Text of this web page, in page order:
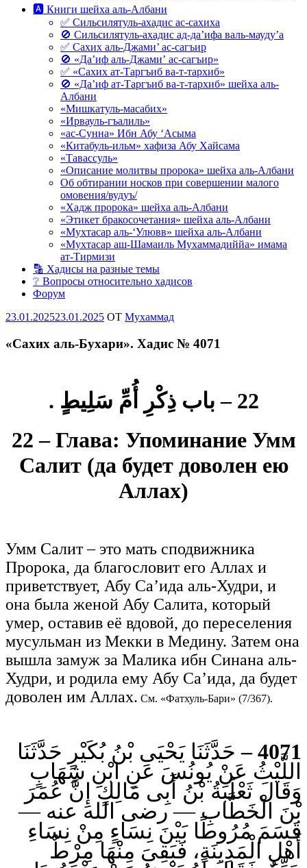
🅰 Книги шейха аль-Албани
✅ Сильсилятуль-ахадис ас-сахиха
🚫 Сильсилятуль-ахадис ад-да’ифа валь-мауду’а
✅ Сахих аль-Джами’ ас-сагъир
🚫 «Да’иф аль-Джами’ ас-сагъир»
✅ «Сахих ат-Таргъиб ва-т-тархиб»
🚫 «Да’иф ат-Таргъиб ва-т-тархиб» шейха аль-
Албани
«Мишкатуль-масабих»
«Ирвауль-гъалиль»
«ас-Сунна» Ибн Абу ‘Асыма
«Китабуль-ильм» хафиза Абу Хайсама
«Тавассуль»
«Описание молитвы пророка» шейха аль-Албани
Об обтирании носков при совершении малого
омовения/вудуъ/
«Хадж пророка» шейха аль-Албани
«Этикет бракосочетания» шейха аль-Албани
«Мухтасар аль-‘Улювв» шейха аль-Албани
«Мухтасар аш-Шамаиль Мухаммадиййа» имама
ат-Тирмизи
🔡 Хадисы на разные темы
❔ Вопросы относительно хадисов
Форум
Опубликовано
23.01.202523.01.2025 OT Мухаммад
«Сахих аль-Бухари». Хадис № 4071
22 – باب ذِكْرِ أُمِّ سَلِيطٍ .
22 – Глава: Упоминание Умм
Салит (да будет доволен ею
Аллах)
Умм Салит – это мать сподвижника
Пророка, да благословит его Аллах и
приветствует, Абу Са’ида аль-Худри, и
она была женой Абу Салита, который
умер, оставив её вдовой, до переселения
мусульман из Мекки в Медину. Затем она
вышла замуж за Малика ибн Синана аль-
Худри, и родила ему Абу Са’ида, да будет
доволен им Аллах. См. «Фатхуль-Бари» (7/367).
4071 –
حَدَّثَنَا يَحْيَى بْنُ بُكَيْرٍ حَدَّثَنَا
اللَّيْثُ عَنْ يُونُسَ عَنِ ابْنِ شِهَابٍ
وَقَالَ ثَعْلَبَةُ بْنُ أَبِى مَالِكٍ إِنَّ عُمَرَ
بْنَ الْخَطَّابِ — رضى الله عنه —
قَسَمَ مُرُوطًا بَيْنَ نِسَاءٍ مِنْ نِسَاءِ
أَهْلِ الْمَدِينَةِ، فَبَقِىَ مِنْهَا مِرْطٌ